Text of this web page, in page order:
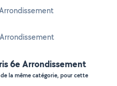
6e Arrondissement
la même catégorie, pour cette